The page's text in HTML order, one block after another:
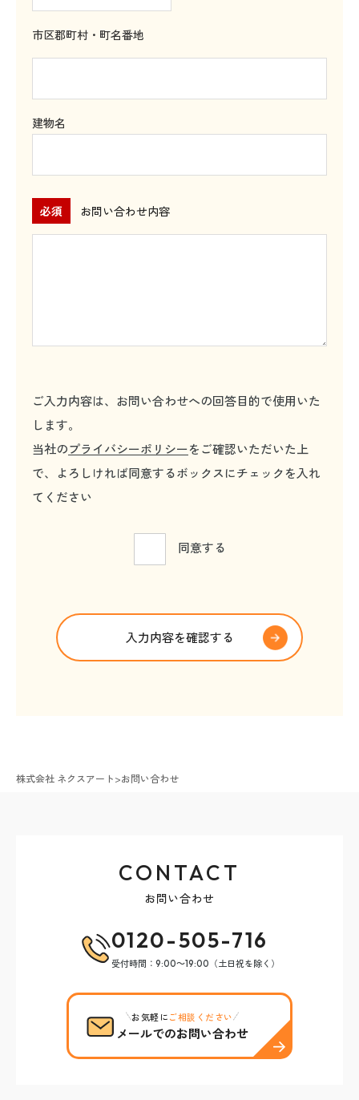
市区郡町村・町名番地
建物名
お問い合わせ内容
必須
ご入力内容は、お問い合わせへの回答目的で使用いた
します。
当社のプライバシーポリシーをご確認いただいた上
で、よろしければ同意するボックスにチェックを入れ
てください
同意する
株式会社 ネクスアート>お問い合わせ
CONTACT
お問い合わせ
0120-505-716
受付時間：9:00～19:00（土日祝を除く）
お気軽にご相談ください
メールでのお問い合わせ